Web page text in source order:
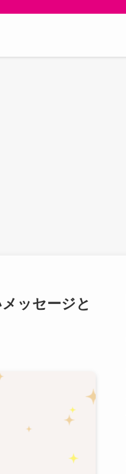
ッセージと